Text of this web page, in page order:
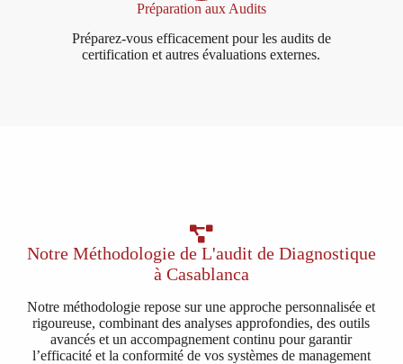
Préparation aux Audits
Préparez-vous efficacement pour les audits de
certification et autres évaluations externes.
Notre Méthodologie de L'audit de Diagnostique
à Casablanca
Notre méthodologie repose sur une approche personnalisée et
rigoureuse, combinant des analyses approfondies, des outils
avancés et un accompagnement continu pour garantir
l’efficacité et la conformité de vos systèmes de management